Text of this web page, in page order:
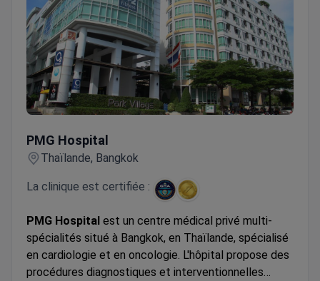
PMG Hospital
Thaïlande, Bangkok
La clinique est certifiée :
PMG Hospital est un centre médical privé multi-
spécialités situé à Bangkok, en Thaïlande, spécialisé
en cardiologie et en oncologie. L'hôpital propose des
procédures diagnostiques et interventionnelles